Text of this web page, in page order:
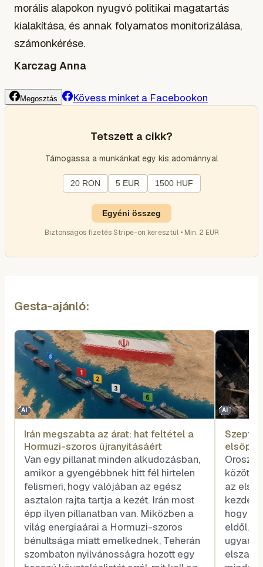
morális alapokon nyugvó politikai magatartás
kialakítása, és annak folyamatos monitorizálása,
számonkérése.
Karczag Anna
Megosztás Kövess minket a Facebookon
Tetszett a cikk?
Támogassa a munkánkat egy kis adománnyal
20 RON 5 EUR 1500 HUF
Egyéni összeg
Biztonságos fizetés Stripe-on keresztül • Min. 2 EUR
Gesta-ajánló:
AI
Irán megszabta az árat: hat feltétel a
Hormuzi-szoros újranyitásáért
Van egy pillanat minden alkudozásban,
amikor a gyengébbnek hitt fél hirtelen
felismeri, hogy valójában az egész
asztalon rajta tartja a kezét. Irán most
épp ilyen pillanatban van. Miközben a
világ energiaárai a Hormuzi-szoros
bénultsága miatt emelkednek, Teherán
szombaton nyilvánosságra hozott egy
AI
elsöpri
között
az
hogy a
eldől.